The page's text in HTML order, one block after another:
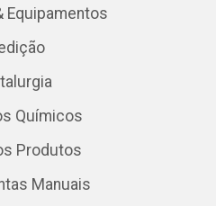
Equipamentos
Químicos
Produtos
Manuais